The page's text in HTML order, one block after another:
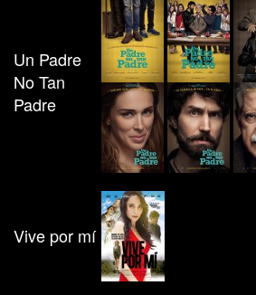
Un Padre
No Tan
Padre
Vive por mí